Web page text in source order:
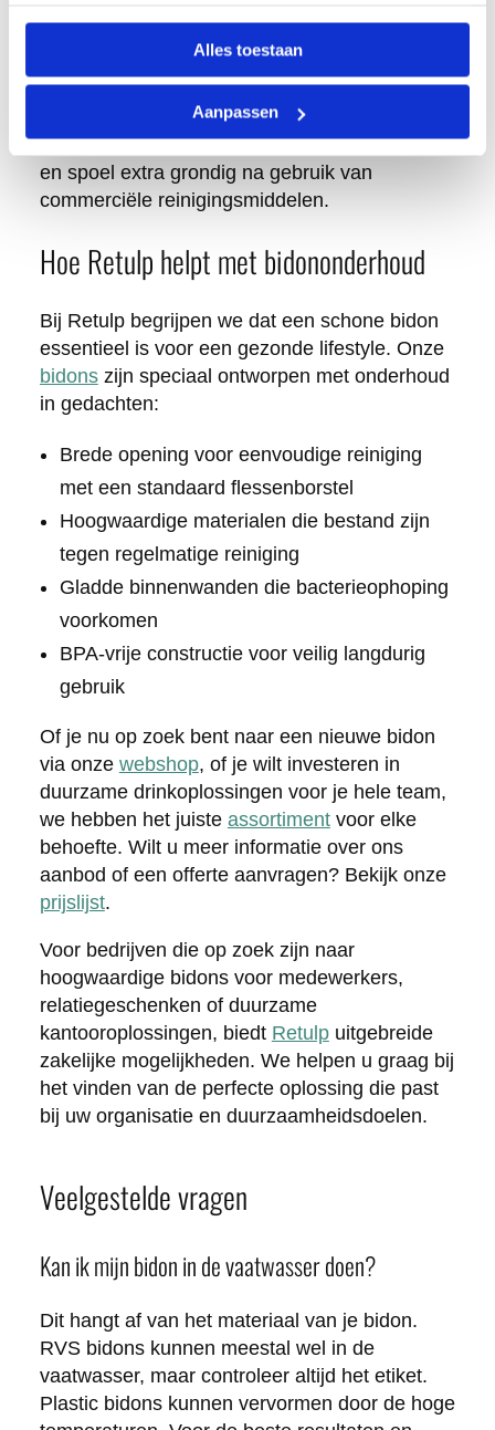
Alles toestaan
Aanpassen
Voor roestvrijstalen bidons kun je speciale
roestvrijstaal-reinigingsmiddelen gebruiken,
maar zorg ervoor dat deze geschikt zijn voor
contact met voedsel. Controleer altijd het etiket
en spoel extra grondig na gebruik van
commerciële reinigingsmiddelen.
Hoe Retulp helpt met bidononderhoud
Bij Retulp begrijpen we dat een schone bidon
essentieel is voor een gezonde lifestyle. Onze
bidonszijn speciaal ontworpen met onderhoud
in gedachten:
Brede opening voor eenvoudige reiniging
met een standaard flessenborstel
Hoogwaardige materialen die bestand zijn
tegen regelmatige reiniging
Gladde binnenwanden die bacterieophoping
voorkomen
BPA-vrije constructie voor veilig langdurig
gebruik
Of je nu op zoek bent naar een nieuwe bidon
via onze webshop, of je wilt investeren in
duurzame drinkoplossingen voor je hele team,
we hebben het juiste assortimentvoor elke
behoefte. Wilt u meer informatie over ons
aanbod of een offerte aanvragen? Bekijk onze
prijslijst.
Voor bedrijven die op zoek zijn naar
hoogwaardige bidons voor medewerkers,
relatiegeschenken of duurzame
kantooroplossingen, biedt Retulpuitgebreide
zakelijke mogelijkheden. We helpen u graag bij
het vinden van de perfecte oplossing die past
bij uw organisatie en duurzaamheidsdoelen.
Veelgestelde vragen
Kan ik mijn bidon in de vaatwasser doen?
Dit hangt af van het materiaal van je bidon.
RVS bidons kunnen meestal wel in de
vaatwasser, maar controleer altijd het etiket.
Plastic bidons kunnen vervormen door de hoge